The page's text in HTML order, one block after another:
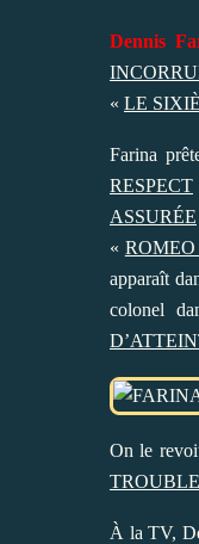
Dennis
« LE
Farina
RESPECT
ASSURÉE
«
apparaît
colonel
On le
TROUBLE
À la TV,